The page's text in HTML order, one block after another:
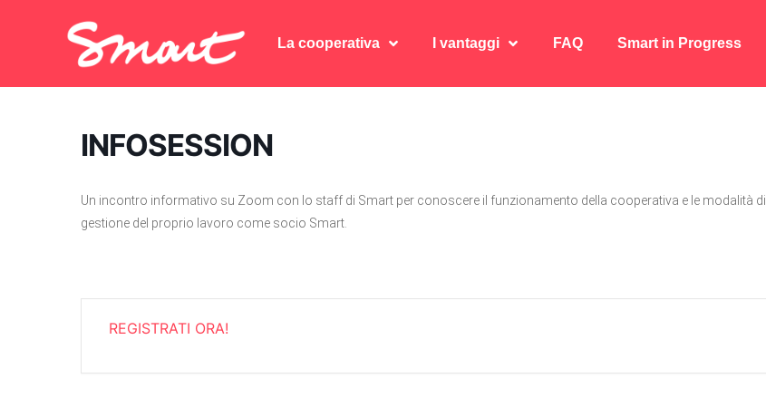
La cooperativa I vantaggi FAQ Smart in Progress
INFOSESSION
Un incontro informativo su Zoom con lo staff di Smart per conoscere il funzionamento della cooperativa e le modalità di
gestione del proprio lavoro come socio Smart.
REGISTRATI ORA!